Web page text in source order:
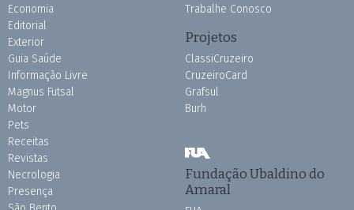
Economia
Editorial
Exterior
Guia Saúde
Informação Livre
Magnus Futsal
Motor
Pets
Receitas
Revistas
Necrologia
Presença
Trabalhe Conosco
Projetos
ClassiCruzeiro
CruzeiroCard
Grafsul
Burh
Fundação Ubaldino do
Amaral